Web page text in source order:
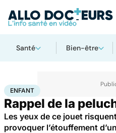
Santé Bien-être
AccueilFamille
ENFANT
Rappel de la
Les yeux de ce jouet
provoquer l’étouffement